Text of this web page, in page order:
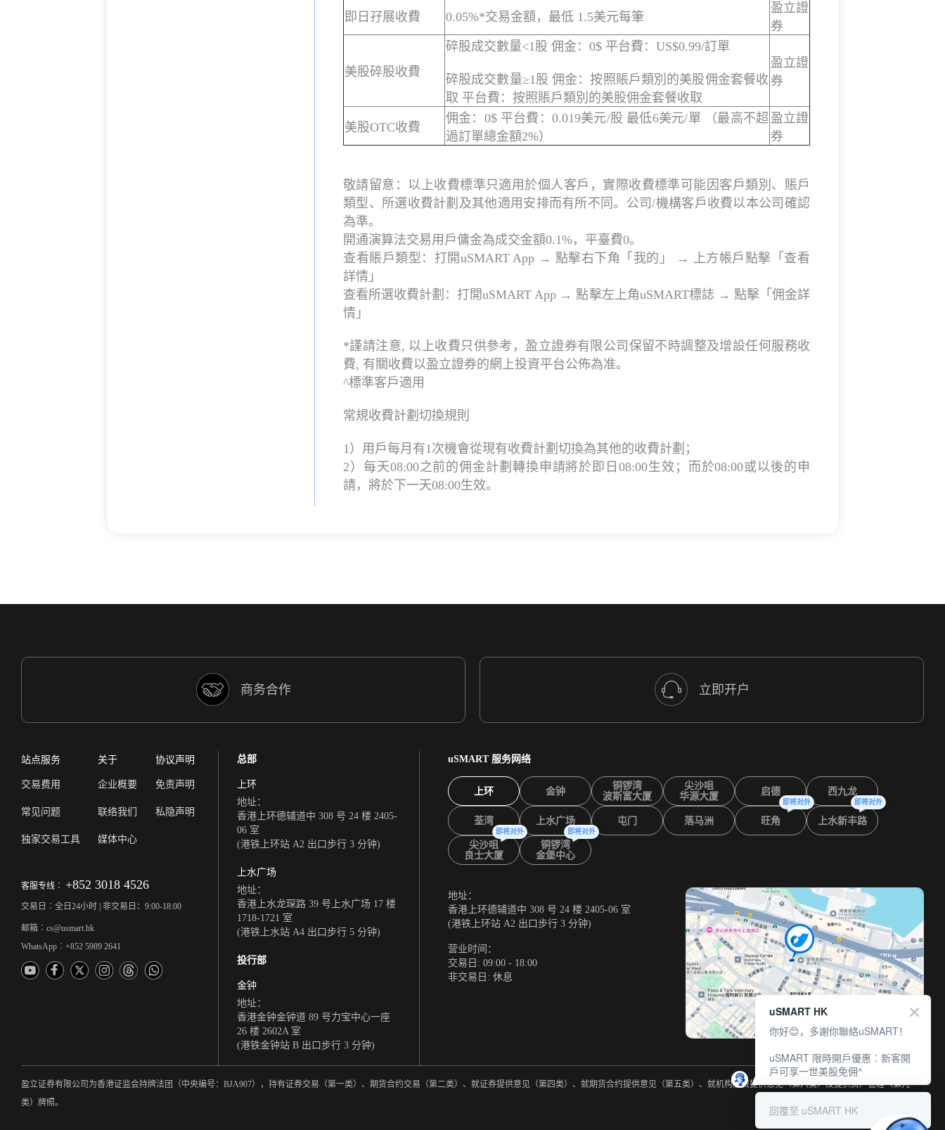
即日孖展收費 0.05%*交易金額，最低 1.5美元每筆
盈立證
券
美股碎股收費
碎股成交數量<1股 佣金：0$ 平台費：US$0.99/訂單
碎股成交數量≥1股 佣金：按照賬戶類別的美股佣金套餐收
取 平台費：按照賬戶類別的美股佣金套餐收取
盈立證
券
美股OTC收費
佣金：0$ 平台費：0.019美元/股 最低6美元/單 （最高不超
過訂單總金額2%）
盈立證
券
敬請留意：以上收費標準只適用於個人客戶，實際收費標準可能因客戶類別、賬戶
類型、所選收費計劃及其他適用安排而有所不同。公司/機構客戶收費以本公司確認
為準。
開通演算法交易用戶傭金為成交金額0.1%，平臺費0。
查看賬戶類型：打開uSMART App → 點擊右下角「我的」 → 上方帳戶點擊「查看
詳情」
查看所選收費計劃：打開uSMART App → 點擊左上角uSMART標誌 → 點擊「佣金詳
情」
*謹請注意, 以上收費只供參考，盈立證券有限公司保留不時調整及增設任何服務收
費, 有關收費以盈立證券的網上投資平台公佈為准。
^標準客戶適用
常規收費計劃切換規則
1）用戶每月有1次機會從現有收費計劃切換為其他的收費計劃；
2）每天08:00之前的佣金計劃轉換申請將於即日08:00生效；而於08:00或以後的申
請，將於下一天08:00生效。
商务合作 立即开户
站点服务
交易费用
常见问题
独家交易工具
关于
企业概要
联络我们
媒体中心
协议声明
免责声明
私隐声明
客服专线︰ +852 3018 4526
交易日︰全日24小时 | 非交易日：9:00-18:00
邮箱︰cs@usmart.hk
WhatsApp︰+852 5989 2641
总部
上环
地址：
香港上环德辅道中 308 号 24 楼 2405-
06 室
(港铁上环站 A2 出口步行 3 分钟)
上水广场
地址：
香港上水龙琛路 39 号上水广场 17 楼
1718-1721 室
(港铁上水站 A4 出口步行 5 分钟)
投行部
金钟
地址：
香港金钟金钟道 89 号力宝中心一座
26 楼 2602A 室
(港铁金钟站 B 出口步行 3 分钟)
uSMART 服务网络
上环 金钟
铜锣湾
波斯富大厦
尖沙咀
华源大厦
启德 西九龙
荃湾 上水广场 屯门 落马洲 旺角
即将对外
上水新丰路
即将对外
尖沙咀
良士大厦
即将对外
铜锣湾
金堡中心
即将对外
地址：
香港上环德辅道中 308 号 24 楼 2405-06 室
(港铁上环站 A2 出口步行 3 分钟)
营业时间：
交易日: 09:00 - 18:00
非交易日: 休息
盈立证券有限公司为香港证监会持牌法团（中央编号：BJA907），持有证券交易（第一类）、期货合约交易（第二类）、就证券提供意见（第四类）、就期货合约提供意见（第五类）、就机构融资提供意见（第六类）及提供资产管理（第九
类）牌照。
uSMART HK
你好😊，多謝你聯絡uSMART！
uSMART 限時開戶優惠︰新客開
戶可享一世美股免佣^
回覆至 uSMART HK